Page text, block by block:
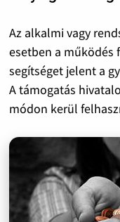
Az alkalmi vagy
esetben a működés
segítséget jelent a
A támogatás
módon kerül